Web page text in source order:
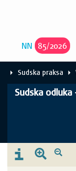
NN 85/2026
Sudska praksa
Sudska odluka